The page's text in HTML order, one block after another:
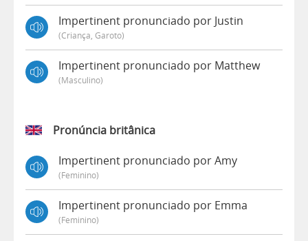
Impertinent pronunciado por Justin
(criança, Garoto)
Impertinent pronunciado por Matthew
(masculino)
Pronúncia britânica
Impertinent pronunciado por Amy
(feminino)
Impertinent pronunciado por Emma
(feminino)